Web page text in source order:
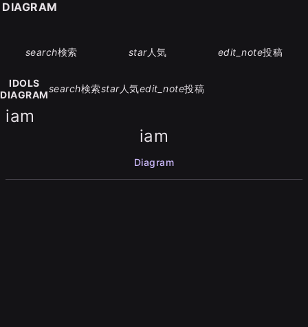
search検索 star人気 edit_note投稿
IDOLS
DIAGRAM
search検索star人気edit_note投稿
iam
iam
Diagram